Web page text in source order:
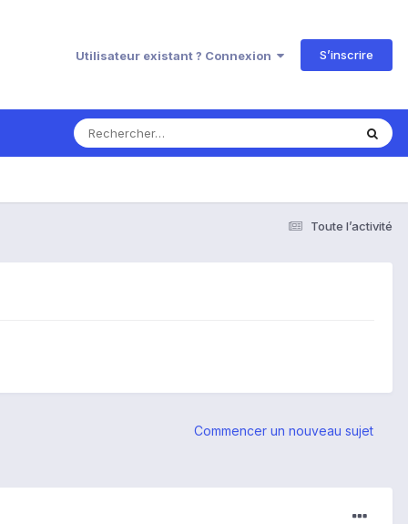
Utilisateur existant ? Connexion S’inscrire
Toute l’activité
Commencer un nouveau sujet